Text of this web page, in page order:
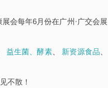
展会每年6月份在广州·广交会展
益生菌、酵素、 新资源食品
不散！